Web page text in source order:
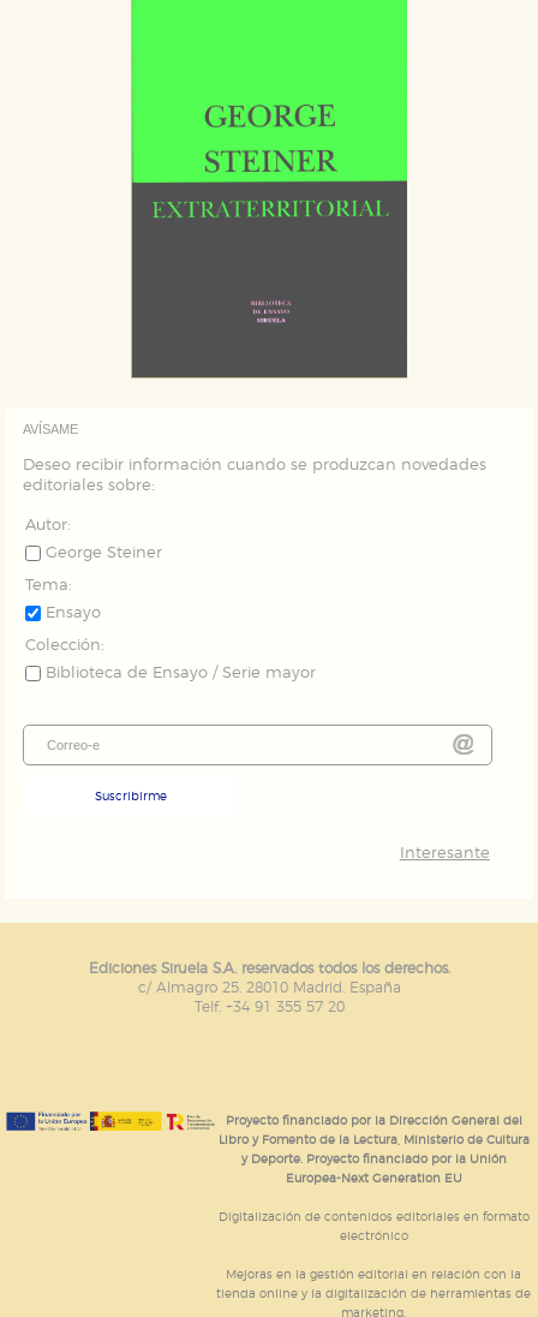
AVÍSAME
Deseo recibir información cuando se produzcan novedades
editoriales sobre:
Autor:
George Steiner
Tema:
Ensayo
Colección:
Biblioteca de Ensayo / Serie mayor
Suscribirme
Interesante
Ediciones Siruela S.A. reservados todos los derechos.
c/ Almagro 25. 28010 Madrid. España
Telf. +34 91 355 57 20
Proyecto financiado por la Dirección General del
Libro y Fomento de la Lectura, Ministerio de Cultura
y Deporte. Proyecto financiado por la Unión
Europea-Next Generation EU
Digitalización de contenidos editoriales en formato
electrónico
Mejoras en la gestión editorial en relación con la
tienda online y la digitalización de herramientas de
marketing.